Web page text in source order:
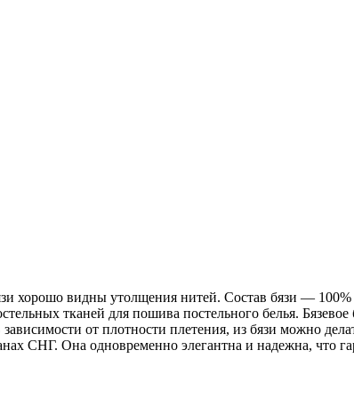
хорошо видны утолщения нитей. Состав бязи ―
тканей для пошива постельного белья. Бязевое
от плотности плетения, из бязи можно
СНГ. Она одновременно элегантна и надежна, что